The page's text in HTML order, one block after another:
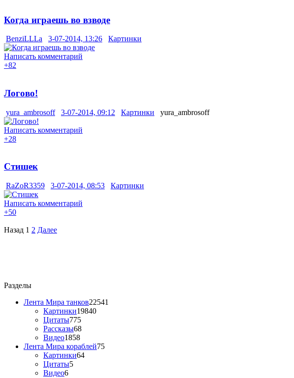
Когда играешь во взводе
BenziLLLa 3-07-2014, 13:26 Картинки
Написать комментарий
+82
Логово!
yura_ambrosoff 3-07-2014, 09:12 Картинки yura_ambrosoff
Написать комментарий
+28
Стишек
RaZoR3359 3-07-2014, 08:53 Картинки
Написать комментарий
+50
Назад 1 2 Далее
Разделы
Лента Мира танков22541
Картинки19840
Цитаты775
Рассказы68
Видео1858
Лента Мира кораблей75
Картинки64
Цитаты5
Видео6